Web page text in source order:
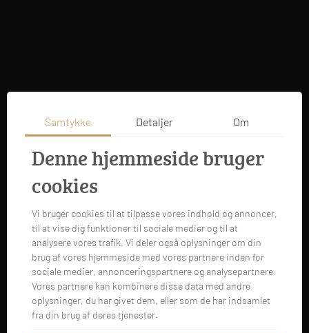
Samtykke Detaljer Om
Denne hjemmeside bruger
cookies
Vi bruger cookies til at tilpasse vores indhold og annoncer,
til at vise dig funktioner til sociale medier og til at
analysere vores trafik. Vi deler også oplysninger om din
brug af vores hjemmeside med vores partnere inden for
sociale medier, annonceringspartnere og analysepartnere.
Vores partnere kan kombinere disse data med andre
oplysninger, du har givet dem, eller som de har indsamlet
fra din brug af deres tjenester.